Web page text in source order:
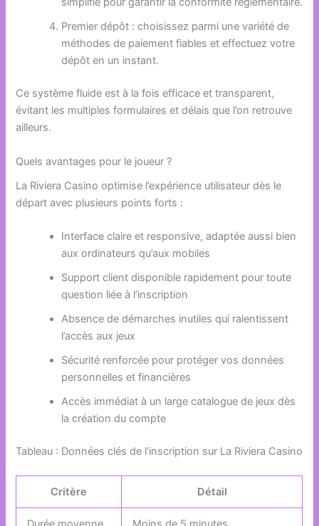
Premier dépôt : choisissez parmi une variété de
méthodes de paiement fiables et effectuez votre
dépôt en un instant.
Ce système fluide est à la fois efficace et transparent,
évitant les multiples formulaires et délais que l’on retrouve
ailleurs.
Quels avantages pour le joueur ?
La Riviera Casino optimise l’expérience utilisateur dès le
départ avec plusieurs points forts :
Interface claire et responsive, adaptée aussi bien
aux ordinateurs qu’aux mobiles
Support client disponible rapidement pour toute
question liée à l’inscription
Absence de démarches inutiles qui ralentissent
l’accès aux jeux
Sécurité renforcée pour protéger vos données
personnelles et financières
Accès immédiat à un large catalogue de jeux dès
la création du compte
Tableau : Données clés de l’inscription sur La Riviera Casino
Critère Détail